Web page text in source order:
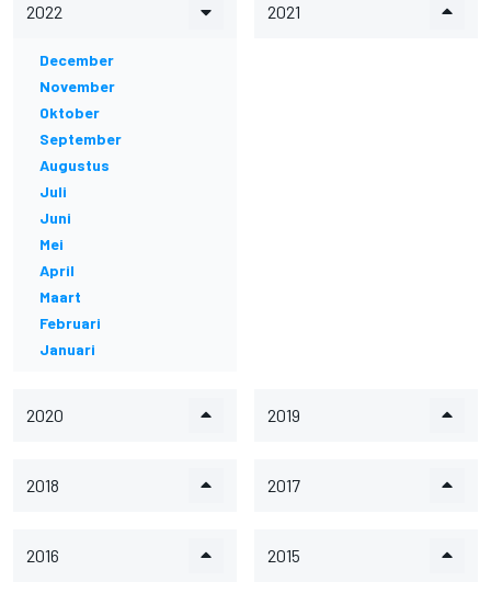
2022
December
November
Oktober
September
Augustus
Juli
Juni
Mei
April
Maart
Februari
Januari
2021
2020 2019
2018 2017
2016 2015